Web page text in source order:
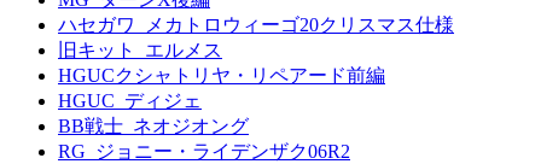
ハセガワ_メカトロウィーゴ20クリスマス仕様
旧キット_エルメス
HGUCクシャトリヤ・リペアード前編
HGUC_ディジェ
BB戦士_ネオジオング
RG_ジョニー・ライデンザク06R2